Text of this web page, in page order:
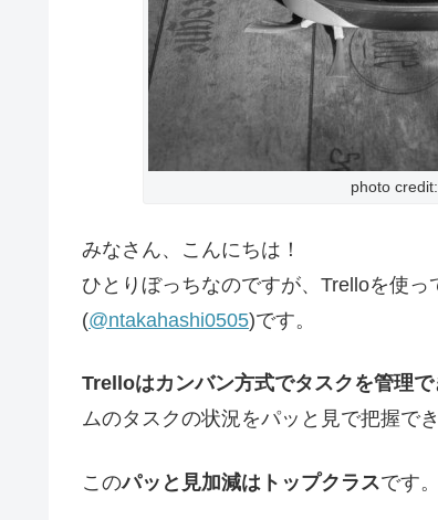
photo
みなさん、こんにちは！
ひとりぼっちなのですが、Trelloを使
(@ntakahashi0505)です。
Trelloはカンバン方式でタスクを管理
ムのタスクの状況をパッと見で把握でき
このパッと見加減はトップクラスです。